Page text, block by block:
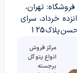
تهران،
خرداد، سرای
پلاک 125
مرکز فروش
انواع پتو گل
برجسته